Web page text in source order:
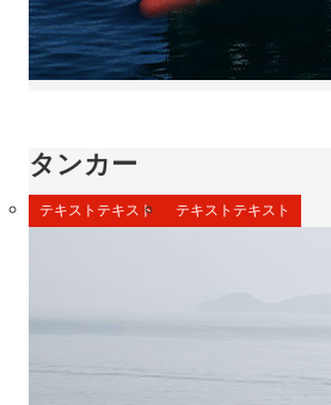
タンカー
テキストテキスト テキストテキスト